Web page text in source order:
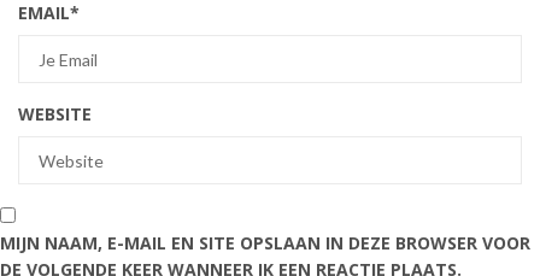
EMAIL*
WEBSITE
MIJN NAAM, E-MAIL EN SITE OPSLAAN IN DEZE BROWSER VOOR
DE VOLGENDE KEER WANNEER IK EEN REACTIE PLAATS.